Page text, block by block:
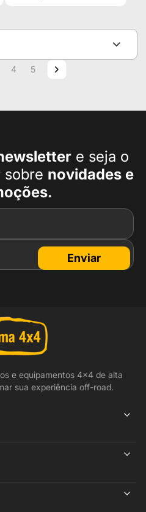
a pagina
Página
4 Página
5 Página
Próximo
e seja o
sobre novidades e
Enviar
e equipamentos 4x4 de alta
sua experiência off-road.